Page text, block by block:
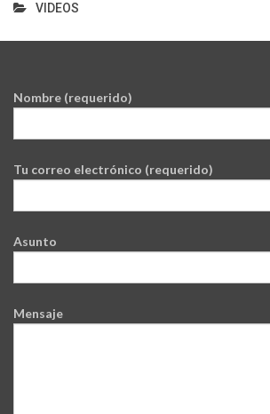
VIDEOS
Nombre (requerido)
Tu correo electrónico (requerido)
Asunto
Mensaje